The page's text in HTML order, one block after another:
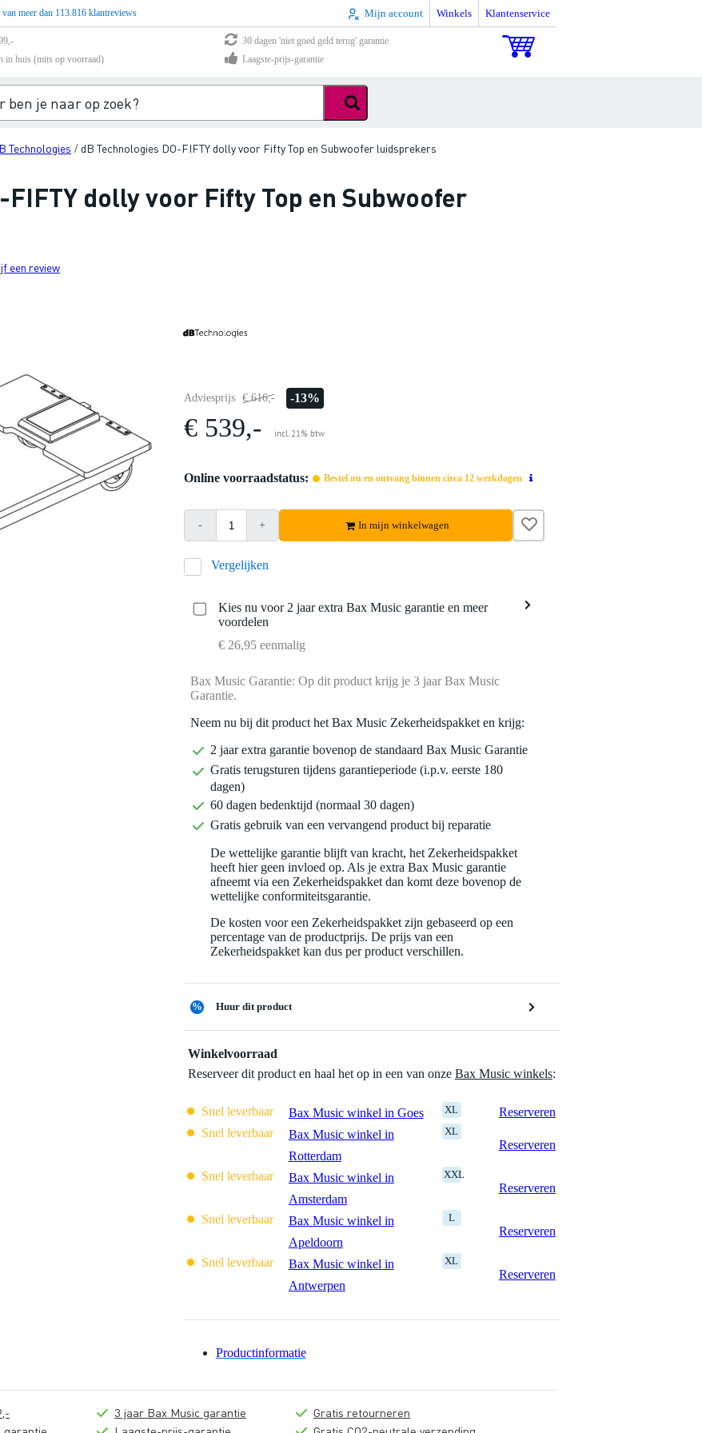
van meer dan 113.816 klantreviews Mijn account Winkels Klantenservice
30 dagen 'niet goed geld terug' garantie
in huis (mits op voorraad)
Laagste-prijs-garantie
Technologies / dB Technologies DO-FIFTY dolly voor Fifty Top en Subwoofer luidsprekers
FIFTY dolly voor Fifty Top en Subwoofer
een review
Adviesprijs € 616,- -13%
€ 539,- incl. 21% btw
Online voorraadstatus: Bestel nu en ontvang binnen circa 12 werkdagen
- + In mijn winkelwagen
Vergelijken
Kies nu voor 2 jaar extra Bax Music garantie en meer
voordelen
€ 26,95 eenmalig
Bax Music Garantie: Op dit product krijg je 3 jaar Bax Music
Garantie.
Neem nu bij dit product het Bax Music Zekerheidspakket en krijg:
2 jaar extra garantie bovenop de standaard Bax Music Garantie
Gratis terugsturen tijdens garantieperiode (i.p.v. eerste 180
dagen)
60 dagen bedenktijd (normaal 30 dagen)
Gratis gebruik van een vervangend product bij reparatie
De wettelijke garantie blijft van kracht, het Zekerheidspakket
heeft hier geen invloed op. Als je extra Bax Music garantie
afneemt via een Zekerheidspakket dan komt deze bovenop de
wettelijke conformiteitsgarantie.
De kosten voor een Zekerheidspakket zijn gebaseerd op een
percentage van de productprijs. De prijs van een
Zekerheidspakket kan dus per product verschillen.
% Huur dit product
Winkelvoorraad
Reserveer dit product en haal het op in een van onze Bax Music winkels:
Snel leverbaar Bax Music winkel in Goes XL
Reserveren
Snel leverbaar
Bax Music winkel in
Rotterdam
XL
Reserveren
Snel leverbaar
Bax Music winkel in
Amsterdam
XXL
Reserveren
Snel leverbaar
Bax Music winkel in
Apeldoorn
L
Reserveren
Snel leverbaar
Bax Music winkel in
Antwerpen
XL
Reserveren
Productinformatie
3 jaar Bax Music garantie
Gratis retourneren